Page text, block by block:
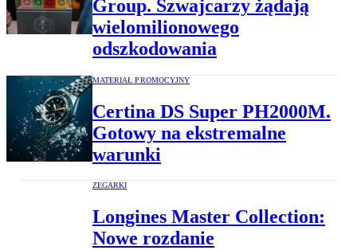
Group. Szwajcarzy żądają
wielomilionowego
odszkodowania
MATERIAŁ PROMOCYJNY
Certina DS Super PH2000M.
Gotowy na ekstremalne
warunki
ZEGARKI
Longines Master Collection:
Nowe rozdanie